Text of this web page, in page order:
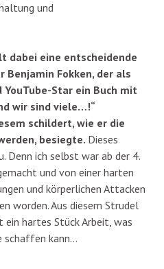
und
dabei eine entscheidende
Benjamin Fokken, der als
Star ein Buch mit
wir sind viele…!“
schildert, wie er die
besiegte. Dieses
Denn ich selbst war ab der 4.
und von einer harten
und körperlichen Attacken
worden. Aus diesem Strudel
ein hartes Stück Arbeit, was
schaffen kann…